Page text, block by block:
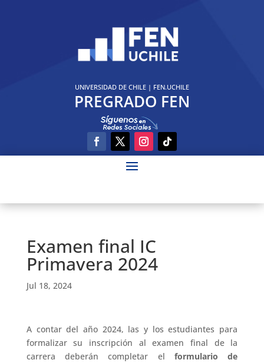
UNIVERSIDAD DE CHILE| FEN.UCHILE
PREGRADO FEN
Examen final IC
Primavera 2024
Jul 18, 2024
A contar del año 2024, las y los estudiantes para
formalizar su inscripción al examen final de la
carrera deberán completar el formulario de